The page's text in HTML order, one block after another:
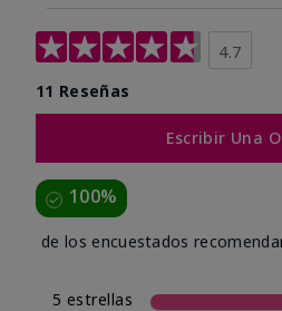
4.7
11 Reseñas
Escribir Una
100%
de los encuestados
5 estrellas